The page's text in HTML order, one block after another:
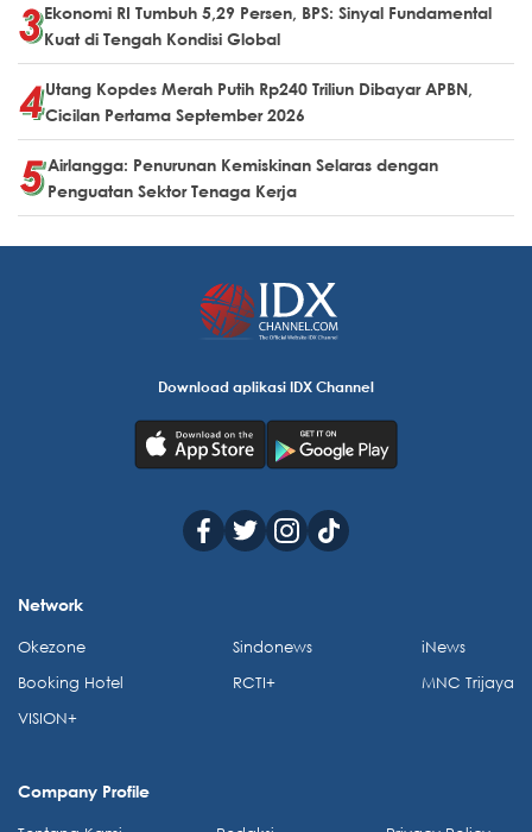
Ekonomi RI Tumbuh 5,29 Persen, BPS: Sinyal Fundamental
Kuat di Tengah Kondisi Global
Utang Kopdes Merah Putih Rp240 Triliun Dibayar APBN,
Cicilan Pertama September 2026
Airlangga: Penurunan Kemiskinan Selaras dengan
Penguatan Sektor Tenaga Kerja
Download aplikasi IDX Channel
Network
Okezone
Booking Hotel
VISION+
Sindonews
RCTI+
iNews
MNC Trijaya
Company Profile